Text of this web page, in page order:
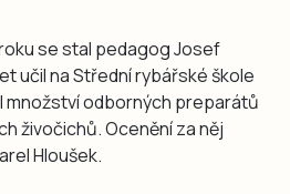
se stal pedagog Josef
učil na Střední rybářské škole
množství odborných preparátů
živočichů. Ocenění za něj
Hloušek.